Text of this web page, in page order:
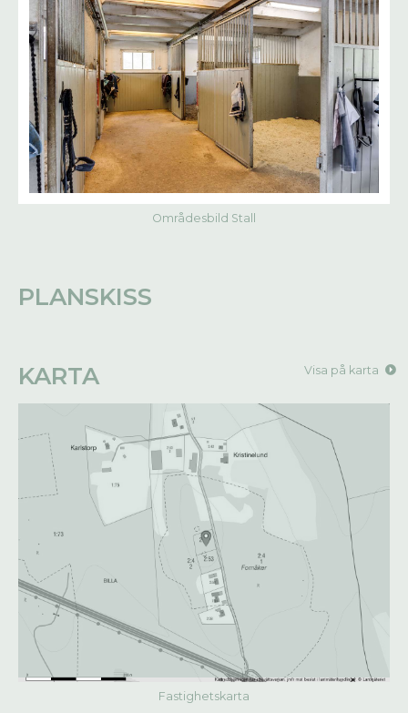
Områdesbild Stall
PLANSKISS
KARTA Visa på karta
Fastighetskarta